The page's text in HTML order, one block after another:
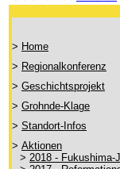
> Home
> Regionalkonferenz
> Geschichtsprojekt
> Grohnde-Klage
> Standort-Infos
> Aktionen
> 2018 - Fukushima-